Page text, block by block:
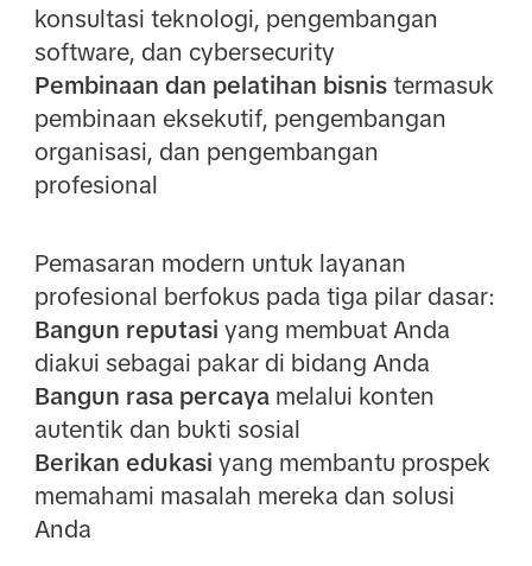
konsultasi teknologi, pengembangan
software, dan cybersecurity
Pembinaan dan pelatihan bisnistermasuk
pembinaan eksekutif, pengembangan
organisasi, dan pengembangan
profesional
Pemasaran modern untuk layanan
profesional berfokus pada tiga pilar dasar:
Bangun reputasi yang membuat Anda
diakui sebagai pakar di bidang Anda
Bangun rasa percaya melalui konten
autentik dan bukti sosial
Berikan edukasi yang membantu prospek
memahami masalah mereka dan solusi
Anda